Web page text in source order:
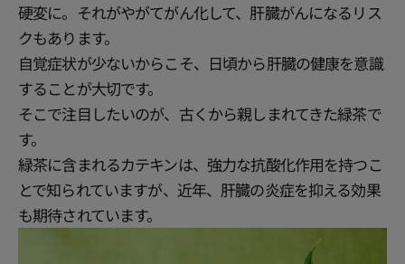
硬変に。それがやがてがん化して、肝臓がんになるリス
クもあります。
自覚症状が少ないからこそ、日頃から肝臓の健康を意識
することが大切です。
そこで注目したいのが、古くから親しまれてきた緑茶で
す。
緑茶に含まれるカテキンは、強力な抗酸化作用を持つこ
とで知られていますが、近年、肝臓の炎症を抑える効果
も期待されています。